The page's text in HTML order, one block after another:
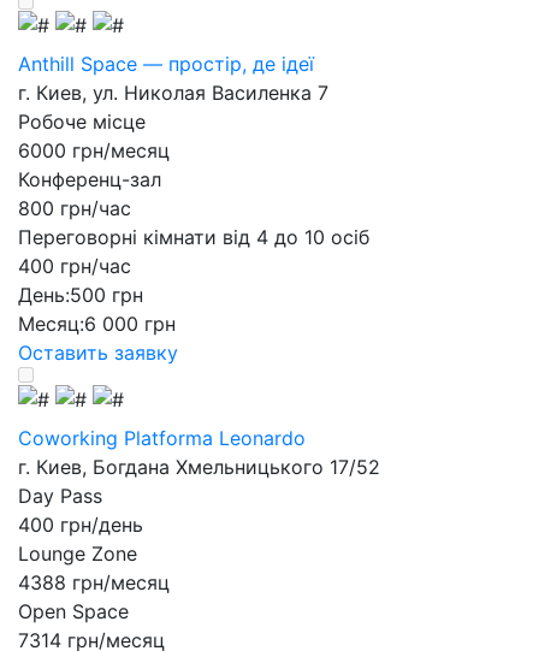
Anthill Space — простір, де ідеї
г. Киев, ул. Николая Василенка 7
Робоче місце
6000 грн/месяц
Конференц-зал
800 грн/час
Переговорні кімнати від 4 до 10 осіб
400 грн/час
День:500 грн
Месяц:6 000 грн
Оставить заявку
Coworking Platforma Leonardo
г. Киев, Богдана Хмельницького 17/52
Day Pass
400 грн/день
Lounge Zone
4388 грн/месяц
Open Space
7314 грн/месяц